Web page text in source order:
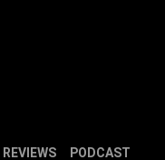
REVIEWS PODCAST